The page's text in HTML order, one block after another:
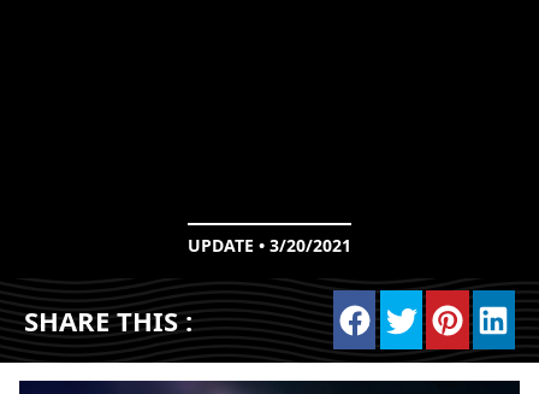
UPDATE • 3/20/2021
SHARE THIS :